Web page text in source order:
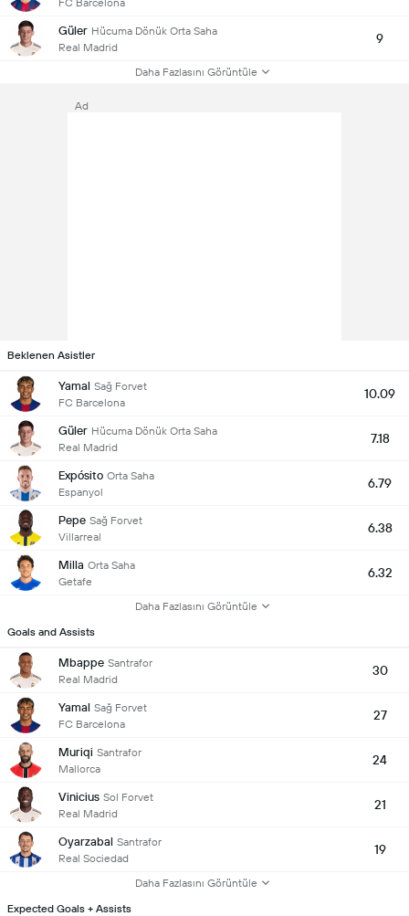
Güler Hücuma Dönük Orta Saha
Real Madrid
9
Daha Fazlasını Görüntüle
Ad
Beklenen Asistler
Yamal Sağ Forvet
FC Barcelona
10.09
Güler Hücuma Dönük Orta Saha
Real Madrid
7.18
Expósito Orta Saha
Espanyol
6.79
Pepe Sağ Forvet
Villarreal
6.38
Milla Orta Saha
Getafe
6.32
Daha Fazlasını Görüntüle
Goals and Assists
Mbappe Santrafor
Real Madrid
30
Yamal Sağ Forvet
FC Barcelona
27
Muriqi Santrafor
Mallorca
24
Vinicius Sol Forvet
Real Madrid
21
Oyarzabal Santrafor
Real Sociedad
19
Daha Fazlasını Görüntüle
Expected Goals + Assists